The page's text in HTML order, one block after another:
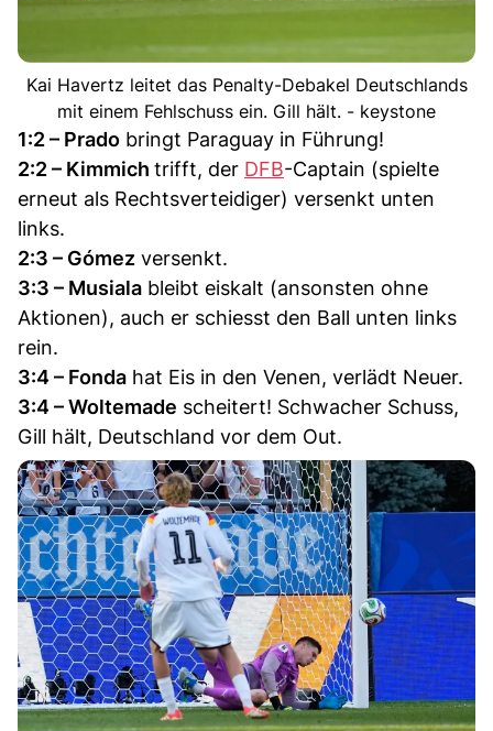
Kai Havertz leitet das Penalty-Debakel Deutschlands
mit einem Fehlschuss ein. Gill hält. - keystone
1:2 – Prado bringt Paraguay in Führung!
2:2 – Kimmich trifft, der DFB-Captain (spielte
erneut als Rechtsverteidiger) versenkt unten
links.
2:3 – Gómez versenkt.
3:3 – Musiala bleibt eiskalt (ansonsten ohne
Aktionen), auch er schiesst den Ball unten links
rein.
3:4 – Fonda hat Eis in den Venen, verlädt Neuer.
3:4 – Woltemade scheitert! Schwacher Schuss,
Gill hält, Deutschland vor dem Out.